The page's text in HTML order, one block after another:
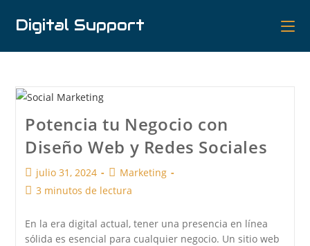
Digital Support
Potencia tu Negocio con
Diseño Web y Redes Sociales
julio 31, 2024
Marketing
3 minutos de lectura
En la era digital actual, tener una presencia en línea
sólida es esencial para cualquier negocio. Un sitio web